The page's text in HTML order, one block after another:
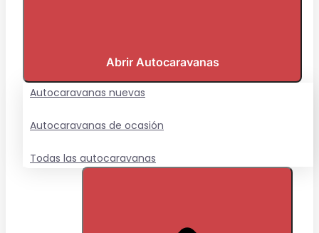
Abrir Autocaravanas
Autocaravanas nuevas
Autocaravanas de ocasión
Todas las autocaravanas